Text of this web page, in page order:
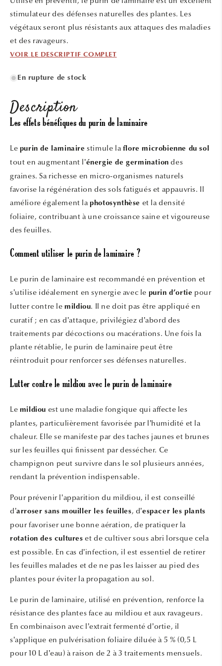
fenêtre
modale
stimulateur des défenses naturelles des plantes. Les
végétaux seront plus résistants aux attaques des maladies
et des ravageurs.
VOIR LE DESCRIPTIF COMPLET
En rupture de stock
Description
Les effets bénéfiques du purin de laminaire
Le purin de laminaire stimule la flore microbienne du sol
tout en augmentant l’énergie de germination des
graines. Sa richesse en micro-organismes naturels
favorise la régénération des sols fatigués et appauvris. Il
améliore également laphotosynthèse et la densité
foliaire, contribuant à une croissance saine et vigoureuse
des feuilles.
Comment utiliser le purin de laminaire ?
Le purin de laminaire est recommandé en prévention et
s’utilise idéalement en synergie avec le purin d’ortie pour
lutter contre lemildiou. Il ne doit pas être appliqué en
curatif ; en cas d’attaque, privilégiez d’abord des
traitements par décoctions ou macérations. Une fois la
plante rétablie, le purin de laminaire peut être
réintroduit pour renforcer ses défenses naturelles.
Lutter contre le mildiou avec le purin de laminaire
Le mildiou est une maladie fongique qui affecte les
plantes, particulièrement favorisée par l’humidité et la
chaleur. Elle se manifeste par des taches jaunes et brunes
sur les feuilles qui finissent par dessécher. Ce
champignon peut survivre dans le sol plusieurs années,
rendant la prévention indispensable.
Pour prévenir l’apparition du mildiou, il est conseillé
d’arroser sans mouiller les feuilles, d’espacer les plants
pour favoriser une bonne aération, de pratiquer la
rotation des cultures et de cultiver sous abri lorsque cela
est possible. En cas d’infection, il est essentiel de retirer
les feuilles malades et de ne pas les laisser au pied des
plantes pour éviter la propagation au sol.
Le purin de laminaire, utilisé en prévention, renforce la
résistance des plantes face au mildiou et aux ravageurs.
En combinaison avec l’extrait fermenté d’ortie, il
s’applique en pulvérisation foliaire diluée à 5 % (0,5 L
pour 10 L d’eau) à raison de 2 à 3 traitements mensuels.